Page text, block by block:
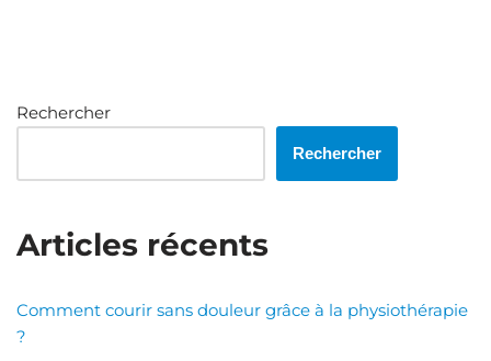
Rechercher
Rechercher
Articles récents
Comment courir sans douleur grâce à la physiothérapie
?